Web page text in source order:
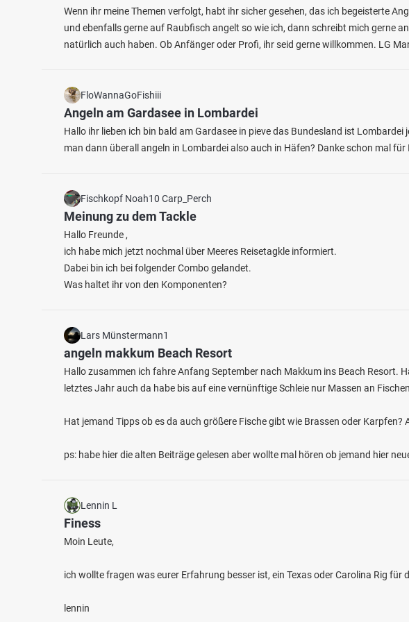
64 5 5.0
Weiher bei 67305 Ramsen
29 5
Wenn ihr meine Themen verfolgt, habt ihr sicher gesehen, das ich begeisterte
und ebenfalls gerne auf Raubfisch angelt so wie ich, dann schreibt mich gerne
natürlich auch haben. Ob Anfänger oder Profi, ihr seid gerne willkommen. LG
FloWannaGoFishiii
Angeln am Gardasee in Lombardei
Hallo ihr lieben ich bin bald am Gardasee in pieve das Bundesland ist
man dann überall angeln in Lombardei also auch in Häfen? Danke schon mal für
Fischkopf Noah10 Carp_Perch
Meinung zu dem Tackle
Hallo Freunde ,
ich habe mich jetzt nochmal über Meeres Reisetagkle informiert.
Dabei bin ich bei folgender Combo gelandet.
Was haltet ihr von den Komponenten?
Lars Münstermann1
angeln makkum Beach Resort
Hallo zusammen ich fahre Anfang September nach Makkum ins Beach Resort.
letztes Jahr auch da habe bis auf eine vernünftige Schleie nur Massen an
Hat jemand Tipps ob es da auch größere Fische gibt wie Brassen oder Karpfen?
ps: habe hier die alten Beiträge gelesen aber wollte mal hören ob jemand hier
Lennin L
Finess
Moin Leute,
ich wollte fragen was eurer Erfahrung besser ist, ein Texas oder Carolina Rig
lennin